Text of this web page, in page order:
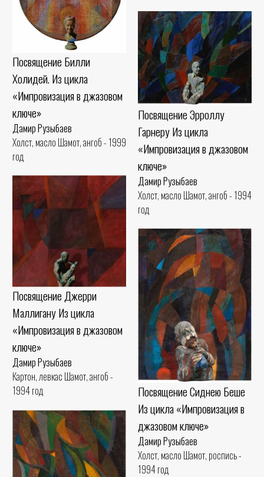
Посвящение Билли
Холидей. Из цикла
«Импровизация в джазовом
ключе»
Дамир Рузыбаев
Холст, масло Шамот, ангоб - 1999
год
Посвящение Эрроллу
Гарнеру Из цикла
«Импровизация в джазовом
ключе»
Дамир Рузыбаев
Холст, масло Шамот, ангоб - 1994
год
Посвящение Джерри
Маллигану Из цикла
«Импровизация в джазовом
ключе»
Дамир Рузыбаев
Картон, левкас Шамот, ангоб -
1994 год
Посвящение Сиднею Беше
Из цикла «Импровизация в
джазовом ключе»
Дамир Рузыбаев
Холст, масло Шамот, роспись -
1994 год